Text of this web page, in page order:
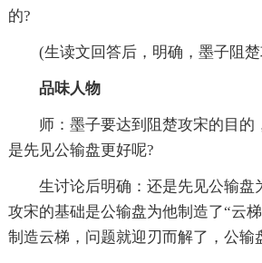
的?
(生读文回答后，明确，墨子阻
品味人物
师：墨子要达到阻楚攻宋的目的
是先见公输盘更好呢?
生讨论后明确：还是先见公输盘
攻宋的基础是公输盘为他制造了“云
制造云梯，问题就迎刃而解了，公输